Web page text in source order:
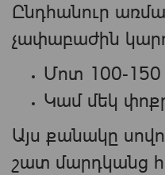
Ընդհանուր
չափաբաժին
Մոտ 100-150
Կամ մեկ
Այս քանակը
շատ մարդկանց